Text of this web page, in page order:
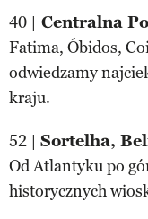
40 | Centralna
Fatima, Óbidos,
odwiedzamy
kraju.
52 | Sortelha,
Od Atlantyku po
historycznych